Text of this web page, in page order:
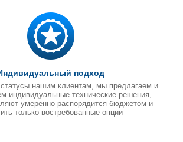
подход
нашим клиентам, мы предлагаем и
индивидуальные технические решения,
умеренно распорядится бюджетом и
только востребованные опции